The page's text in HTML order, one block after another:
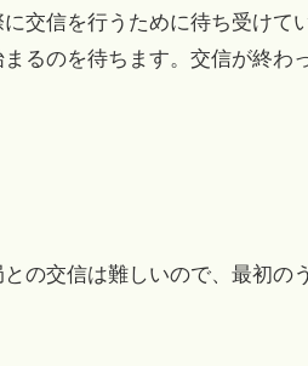
交信を行うために待ち受けて
るのを待ちます。交信が終
の交信は難しいので、最初の